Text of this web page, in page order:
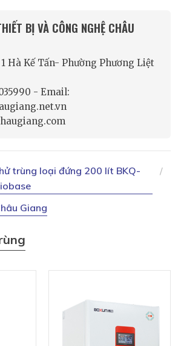
BỊ VÀ CÔNG NGHỆ CHÂU
Hà Kế Tấn- Phường Phương Liệt
- Email:
trùng loại đứng 200 lít BKQ-
Giang